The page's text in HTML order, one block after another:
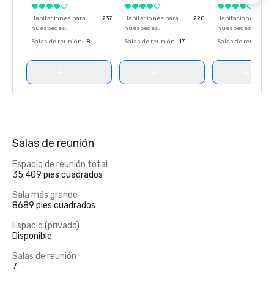
Habitaciones para
huéspedes:
237
Salas de reunión: 8
Habitaciones para
huéspedes:
220
Salas de reunión: 17
Habitaciones para
huéspedes
Salas de reunión
Salas de reunión
Espacio de reunión total
35.409 pies cuadrados
Sala más grande
8689 pies cuadrados
Espacio (privado)
Disponible
Salas de reunión
7